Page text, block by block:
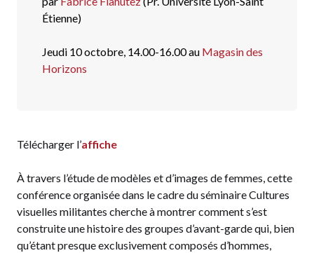
Étienne)
Jeudi 10 octobre, 14.00-16.00 au Magasin des
Horizons
Télécharger l’affiche
À travers l’étude de modèles et d’images de femmes, cette
conférence organisée dans le cadre du séminaire Cultures
visuelles militantes cherche à montrer comment s’est
construite une histoire des groupes d’avant-garde qui, bien
qu’étant presque exclusivement composés d’hommes,